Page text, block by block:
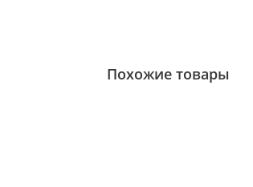
Похожие товары